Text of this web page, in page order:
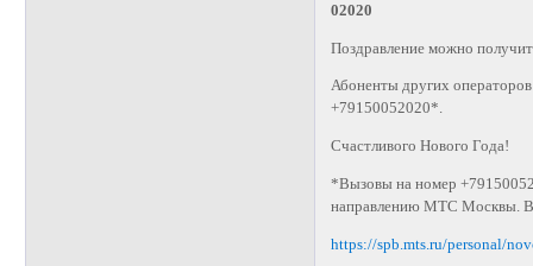
02020
Поздравление можно
Абоненты других
+79150052020*.
Счастливого Нового Года!
*Вызовы на номер
направлению МТС Москвы.
https://spb.mts.ru/personal/